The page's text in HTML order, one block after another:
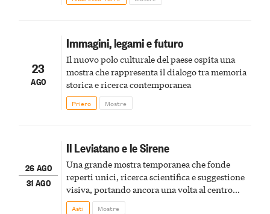
23
AGO
Immagini, legami e futuro
Il nuovo polo culturale del paese ospita una
mostra che rappresenta il dialogo tra memoria
storica e ricerca contemporanea
Priero Mostre
26 AGO
31 AGO
Il Leviatano e le Sirene
Una grande mostra temporanea che fonde
reperti unici, ricerca scientifica e suggestione
visiva, portando ancora una volta al centro
della scena le meraviglie del passato astigiano
Asti Mostre